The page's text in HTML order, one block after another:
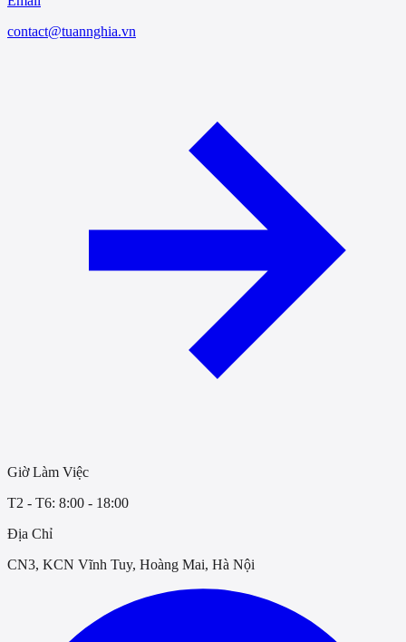
contact@tuannghia.vn
Giờ Làm Việc
T2 - T6: 8:00 - 18:00
Địa Chỉ
CN3, KCN Vĩnh Tuy, Hoàng Mai, Hà Nội